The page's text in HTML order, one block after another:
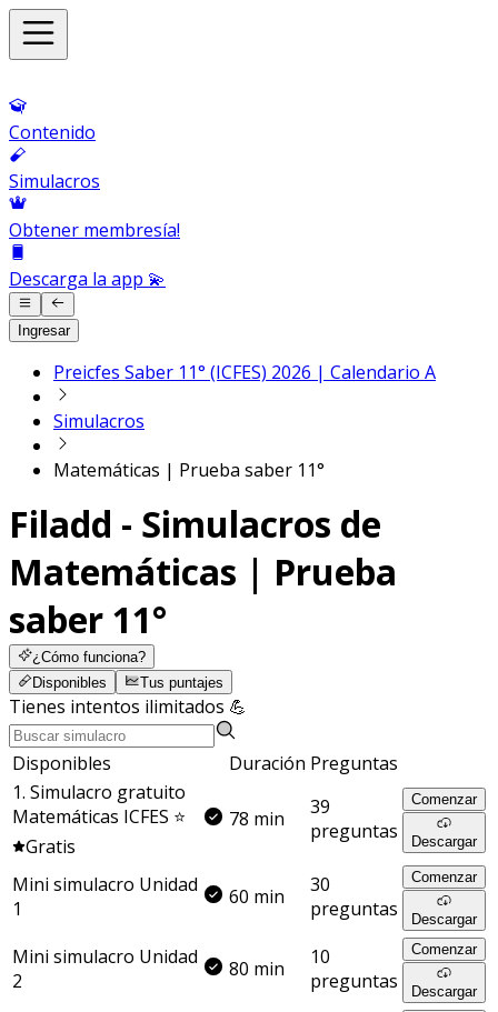
Contenido
Simulacros
Obtener membresía!
Descarga la app 💫
Ingresar
Preicfes Saber 11° (ICFES) 2026 | Calendario A
Simulacros
Matemáticas | Prueba saber 11°
Filadd - Simulacros de
Matemáticas | Prueba
saber 11°
¿Cómo funciona?
Disponibles
Tus puntajes
Tienes intentos ilimitados 💪
Disponibles Duración Preguntas
1. Simulacro gratuito
Matemáticas ICFES ⭐
Gratis
78 min
39
preguntas
Comenzar
Descargar
Mini simulacro Unidad
1
60 min
30
preguntas
Comenzar
Descargar
Mini simulacro Unidad
2
80 min
10
preguntas
Comenzar
Descargar